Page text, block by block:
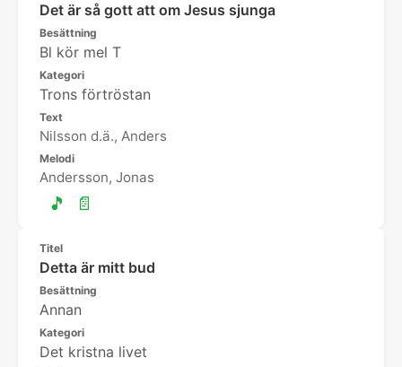
Det är så gott att om Jesus sjunga
Besättning
Bl kör mel T
Kategori
Trons förtröstan
Text
Nilsson d.ä., Anders
Melodi
Andersson, Jonas
🎵 📄
Titel
Detta är mitt bud
Besättning
Annan
Kategori
Det kristna livet